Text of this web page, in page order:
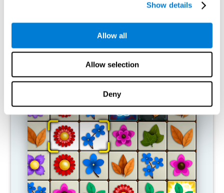
Show details
Allow all
Allow selection
Deny
O nosso cérebro é projetado para economizar recursos, por isso
se uma habilidade cognitiva não for usada normalmente, o
cérebro não fornecerá recursos para esse padrão de ativação
neural, tornando-se cada vez mais fraco. Isso nos torna menos
capazes de usar essa função cognitiva, tornando-nos menos
eficazes nas nossas actividades do dia a dia.